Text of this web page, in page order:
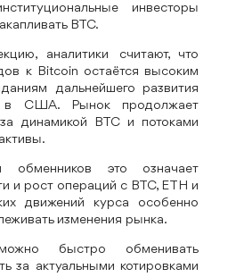
инвесторы
BTC.
аналитики считают, что
к Bitcoin остаётся высоким
дальнейшего развития
в США. Рынок продолжает
динамикой BTC и потоками
обменников это означает
и рост операций с BTC, ETH и
движений курса особенно
изменения рынка.
быстро обменивать
за актуальными котировками